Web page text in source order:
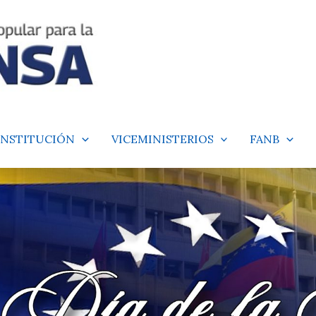
VICEMINISTERIOS FANB